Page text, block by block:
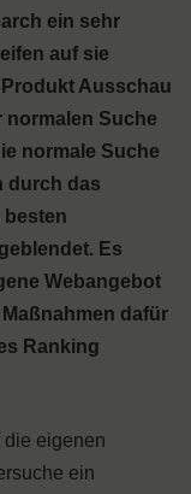
ein sehr
auf sie
Ausschau
normalen Suche
normale Suche
durch das
besten
Es
Webangebot
dafür
Ranking
die eigenen
ein